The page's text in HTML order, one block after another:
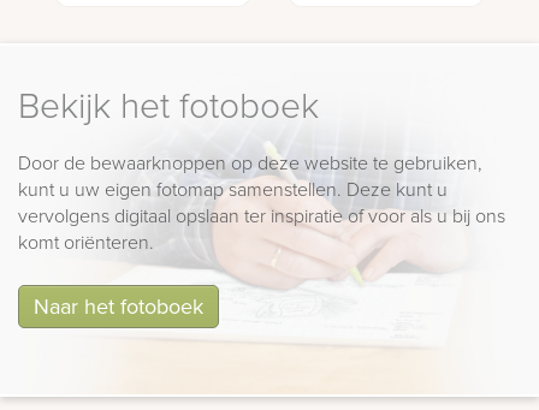
Bekijk het fotoboek
Door de bewaarknoppen op deze website te gebruiken,
kunt u uw eigen fotomap samenstellen. Deze kunt u
vervolgens digitaal opslaan ter inspiratie of voor als u bij ons
komt oriënteren.
Naar het fotoboek